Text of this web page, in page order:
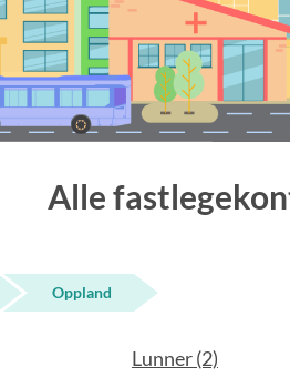
Alle
Oppland
Lunner (2)